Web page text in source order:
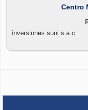
Centro
inversiones suni s.a.c